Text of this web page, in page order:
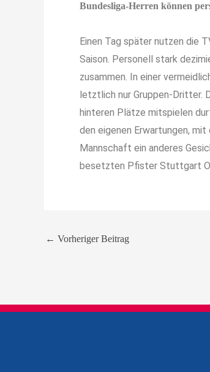
Bundesliga-Herren können
Einen Tag später nutzen die
Saison. Personell stark
zusammen. In einer
letztlich nur Gruppen-Dritter.
hinteren Plätze mitspielen
den eigenen Erwartungen,
Mannschaft ein anderes
besetzten Pfister Stuttgart
← Vorheriger Beitrag